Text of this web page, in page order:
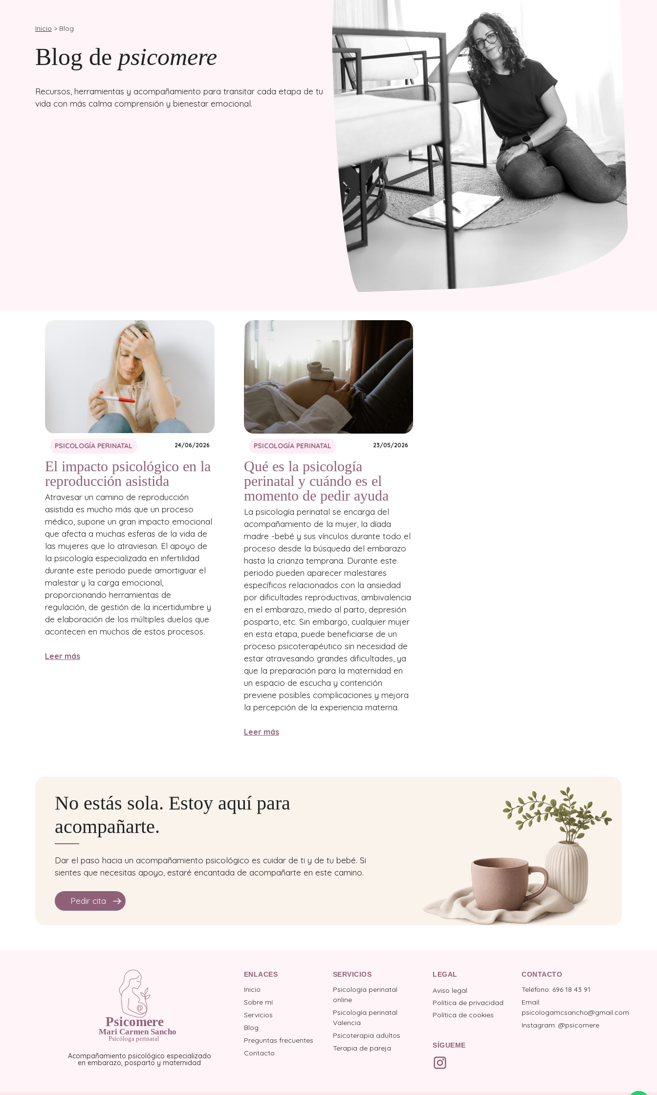
Inicio > Blog
Blog de psicomere
Recursos, herramientas y acompañamiento para transitar cada etapa de tu
vida con más calma comprensión y bienestar emocional.
PSICOLOGÍA PERINATAL 24/06/2026
El impacto psicológico en la
reproducción asistida
Atravesar un camino de reproducción
asistida es mucho más que un proceso
médico, supone un gran impacto emocional
que afecta a muchas esferas de la vida de
las mujeres que lo atraviesan. El apoyo de
la psicología especializada en infertilidad
durante este periodo puede amortiguar el
malestar y la carga emocional,
proporcionando herramientas de
regulación, de gestión de la incertidumbre y
de elaboración de los múltiples duelos que
acontecen en muchos de estos procesos.
Leer más
PSICOLOGÍA PERINATAL 23/05/2026
Qué es la psicología
perinatal y cuándo es el
momento de pedir ayuda
La psicología perinatal se encarga del
acompañamiento de la mujer, la díada
madre -bebé y sus vínculos durante todo el
proceso desde la búsqueda del embarazo
hasta la crianza temprana. Durante este
periodo pueden aparecer malestares
específicos relacionados con la ansiedad
por dificultades reproductivas, ambivalencia
en el embarazo, miedo al parto, depresión
posparto, etc. Sin embargo, cualquier mujer
en esta etapa, puede beneficiarse de un
proceso psicoterapéutico sin necesidad de
estar atravesando grandes dificultades, ya
que la preparación para la maternidad en
un espacio de escucha y contención
previene posibles complicaciones y mejora
la percepción de la experiencia materna.
Leer más
No estás sola. Estoy aquí para
acompañarte.
Dar el paso hacia un acompañamiento psicológico es cuidar de ti y de tu bebé. Si
sientes que necesitas apoyo, estaré encantada de acompañarte en este camino.
Pedir cita
Acompañamiento psicológico especializado
en embarazo, posparto y maternidad
ENLACES
Inicio
Sobre mí
Servicios
Blog
Preguntas frecuentes
Contacto
SERVICIOS
Psicología perinatal
online
Psicología perinatal
Valencia
Psicoterapia adultos
Terapia de pareja
LEGAL
Aviso legal
Política de privacidad
Política de cookies
CONTACTO
Teléfono: 696 18 43 91
Email:
psicologamcsancho@gmail.com
Instagram: @psicomere
SÍGUEME